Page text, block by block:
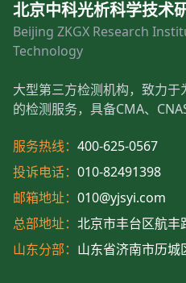
北京中科光析科学技术
Beijing ZKGX Research
Technology
大型第三方检测机构，致力
的检测服务，具备CMA、
服务热线： 400-625-0567
投诉电话： 010-82491398
邮箱地址： 010@yjsyi.com
总部地址： 北京市丰台区航丰
山东分部： 山东省济南市历城